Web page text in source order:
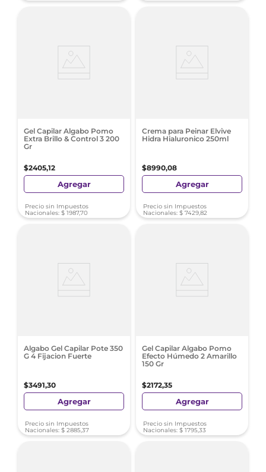
Gel Capilar Algabo Pomo
Extra Brillo & Control 3 200
Gr
$2405,12
Agregar
Precio sin Impuestos
Nacionales: $ 1987,70
Crema para Peinar Elvive
Hidra Hialuronico 250ml
$8990,08
Agregar
Precio sin Impuestos
Nacionales: $ 7429,82
Algabo Gel Capilar Pote 350
G 4 Fijacion Fuerte
$3491,30
Agregar
Precio sin Impuestos
Nacionales: $ 2885,37
Gel Capilar Algabo Pomo
Efecto Húmedo 2 Amarillo
150 Gr
$2172,35
Agregar
Precio sin Impuestos
Nacionales: $ 1795,33